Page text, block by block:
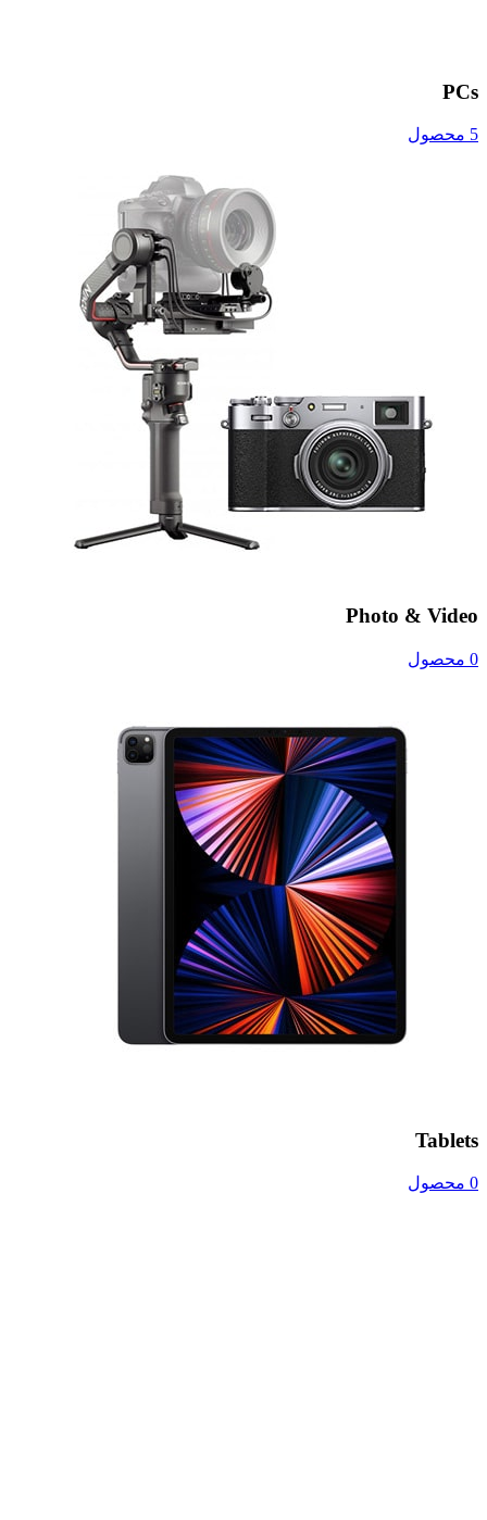
PCs
5 محصول
Photo & Video
0 محصول
Tablets
0 محصول